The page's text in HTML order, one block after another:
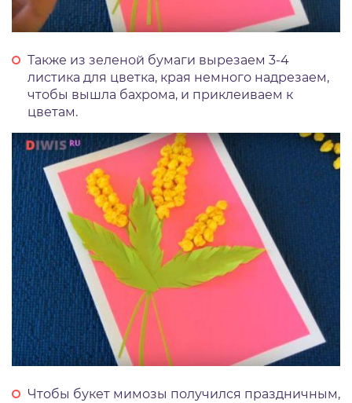
Также из зеленой бумаги вырезаем 3-4
листика для цветка, края немного надрезаем,
чтобы вышла бахрома, и приклеиваем к
цветам.
Чтобы букет мимозы получился праздничным,